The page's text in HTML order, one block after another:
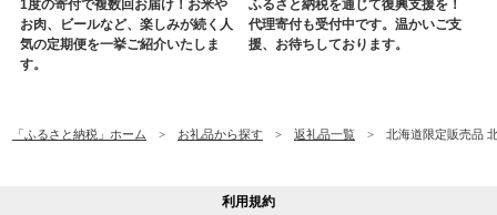
1度の寄付で複数回お届け！お米や
お肉、ビールなど、楽しみが続く人
気の定期便を一挙ご紹介いたしま
す。
ふるさと納税を通じて復興支援を！
代理寄付も受付中です。温かいご支
援、お待ちしております。
「ふるさと納税」ホーム お礼品から探す 返礼品一覧 北海道限定販売品
利用規約